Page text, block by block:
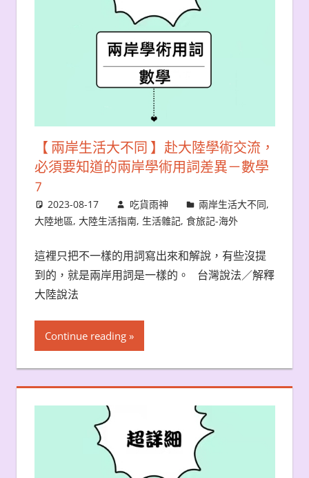
【 兩岸生活大不同 】赴大陸學術交流，
必須要知道的兩岸學術用詞差異－數學
7
2023-08-17 吃貨雨神 兩岸生活大不同,
大陸地區, 大陸生活指南, 生活雜記, 食旅記-海外
這裡只把不一樣的用詞寫出來和解說，有些沒提
到的，就是兩岸用詞是一樣的。 台灣說法／解釋
大陸說法
Continue reading